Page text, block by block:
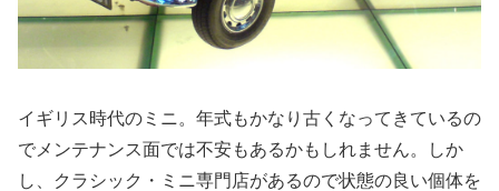
イギリス時代のミニ。年式もかなり古くなってきているの
でメンテナンス面では不安もあるかもしれません。しか
し、クラシック・ミニ専門店があるので状態の良い個体を